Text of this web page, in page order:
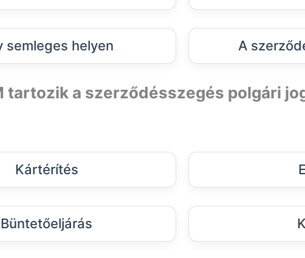
semleges helyen A
tartozik a szerződésszegés polgári
Kártérítés
Büntetőeljárás